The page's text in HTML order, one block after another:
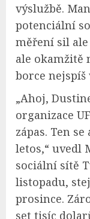
výslužbě.
potenciální
měření sil
ale okamžitě
borce
„Ahoj,
organizace
zápas. Ten
letos,“ uvedl
sociální sítě
listopadu,
prosince.
set tisíc